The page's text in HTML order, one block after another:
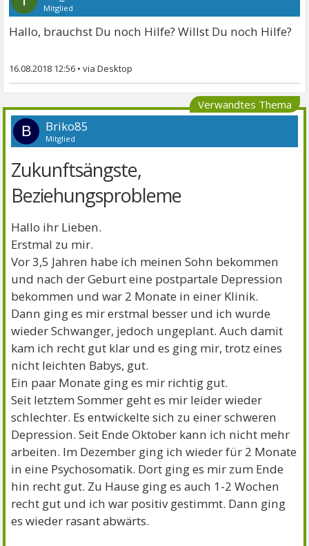
Mitglied
Hallo, brauchst Du noch Hilfe? Willst Du noch Hilfe?
16.08.2018 12:56 •
Verwandtes Thema
B Briko85
Mitglied
Zukunftsängste,
Beziehungsprobleme
Hallo ihr Lieben.
Erstmal zu mir.
Vor 3,5 Jahren habe ich meinen Sohn bekommen
und nach der Geburt eine postpartale Depression
bekommen und war 2 Monate in einer Klinik.
Dann ging es mir erstmal besser und ich wurde
wieder Schwanger, jedoch ungeplant. Auch damit
kam ich recht gut klar und es ging mir, trotz eines
nicht leichten Babys, gut.
Ein paar Monate ging es mir richtig gut.
Seit letztem Sommer geht es mir leider wieder
schlechter. Es entwickelte sich zu einer schweren
Depression. Seit Ende Oktober kann ich nicht mehr
arbeiten. Im Dezember ging ich wieder für 2 Monate
in eine Psychosomatik. Dort ging es mir zum Ende
hin recht gut. Zu Hause ging es auch 1-2 Wochen
recht gut und ich war positiv gestimmt. Dann ging
es wieder rasant abwärts.